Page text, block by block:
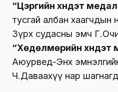
“Цэргийн хүндэт
тусгай албан хаагчдын
Зүрх судасны эмч
“Хөдөлмөрийн хүндэт
Аюурвед-Энх
Ч.Даваахүү нар